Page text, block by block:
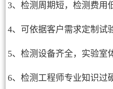
3、检测周期短，检测费用
4、可依据客户需求定制试
5、检测设备齐全，实验室
6、检测工程师专业知识过